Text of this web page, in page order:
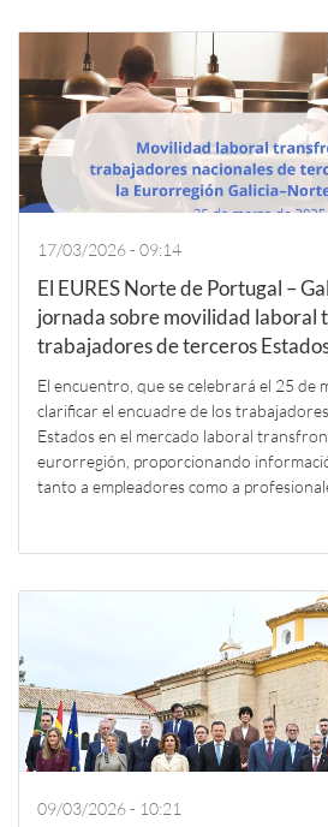
17/03/2026 - 09:14
El EURES Norte de Portugal –
jornada sobre movilidad laboral
trabajadores de terceros
El encuentro, que se celebrará el 25 de
clarificar el encuadre de los
Estados en el mercado laboral
eurorregión, proporcionando
tanto a empleadores como a
09/03/2026 - 10:21